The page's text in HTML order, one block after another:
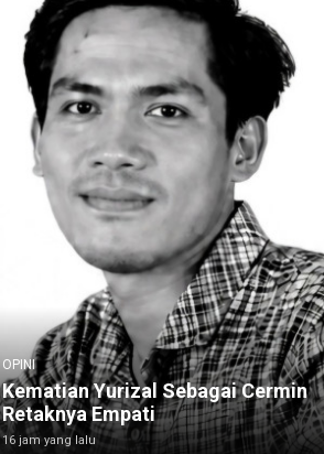
OPINI
Kematian Yurizal Sebagai Cermin
Retaknya Empati
16 jam yang lalu